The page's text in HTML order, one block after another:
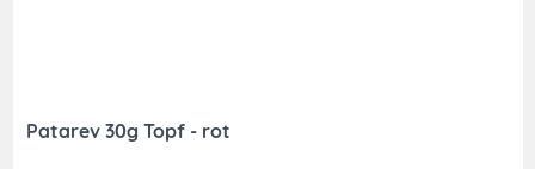
Patarev 30g Topf - rot